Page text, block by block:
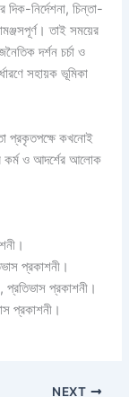
নির্দেশনা, চিন্তা-
তাই সময়ের
দর্শন চর্চা ও
সহায়ক ভূমিকা
প্রকৃতপক্ষে কখনোই
কর্ম ও আদর্শের আলোক
প্রকাশনী।
প্রতিভাস প্রকাশনী।
প্রকাশনী।
NEXT